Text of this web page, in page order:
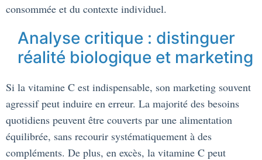
consommée et du contexte individuel.
Analyse critique : distinguer
réalité biologique et marketing
Si la vitamine C est indispensable, son marketing souvent
agressif peut induire en erreur. La majorité des besoins
quotidiens peuvent être couverts par une alimentation
équilibrée, sans recourir systématiquement à des
compléments. De plus, en excès, la vitamine C peut